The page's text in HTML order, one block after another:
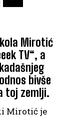
Mirotić
TV“, a
bivše
toj zemlji.
Mirotić je